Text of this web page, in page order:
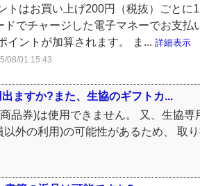
トはお買い上げ200円（税抜）ごとに1
でチャージした電子マネーでお支払
イントが加算されます。 ま... 詳細表示
08/01 15:43
ますか?また、生協のギフトカ...
品券)は使用できません。 又、生協専
外の利用)の可能性があるため、 取